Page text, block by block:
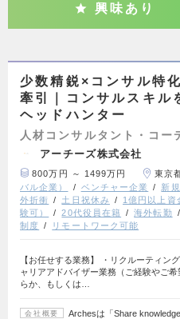
興味あり
少数精鋭×コンサル特
牽引｜コンサルスキル
ヘッドハンター
人材コンサルタント・コー
アーチーズ株式会社
800万円 ～ 1499万円 東京
バル企業）
ベンチャー企業 新
外折衝
土日祝休み 1億円以上資
験可）
20代役員在籍 海外転勤
制度
リモートワーク可能
【お任せする業務】 ・リクルーティン
ャリアアドバイザー業務（ご経験やご
らか、もしくは…
会社概要
Archesは「Share